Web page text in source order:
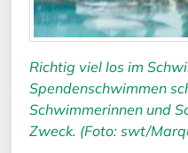
Richtig viel los im
Spendenschwimmen
Schwimmerinnen und
Zweck. (Foto: swt/